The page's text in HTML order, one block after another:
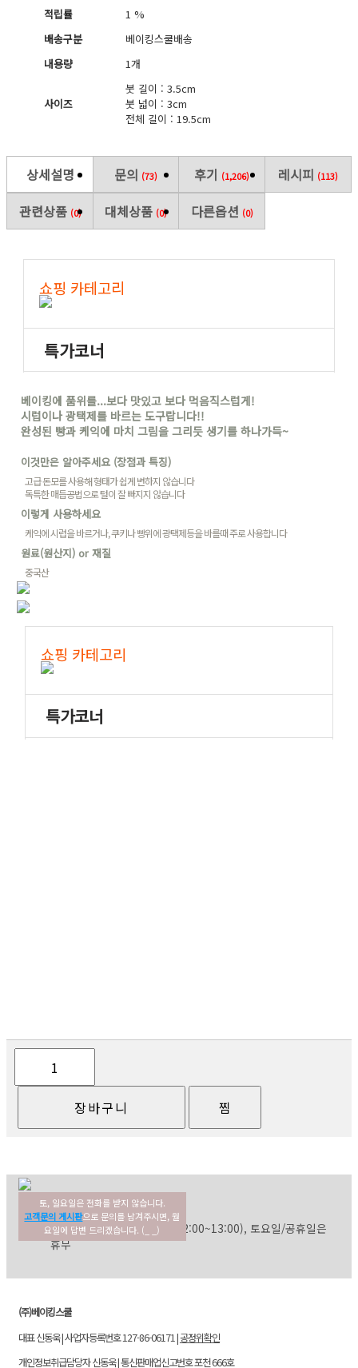
적립률
1 %
배송구분
베이킹스쿨배송
내용량
1개
사이즈
붓 길이 : 3.5cm
붓 넓이 : 3cm
전체 길이 : 19.5cm
상세설명 문의 (73) 후기 (1,206) 레시피 (113)
관련상품 (0) 대체상품 (0) 다른옵션 (0)
베이킹에 품위를...보다 맛있고 보다 먹음직스럽게!
시럽이나 광택제를 바르는 도구랍니다!!
완성된 빵과 케익에 마치 그림을 그리듯 생기를 하나가득~
이것만은 알아주세요 (장점과 특징)
고급 돈모를 사용해 형태가 쉽게 변하지 않습니다
독특한 매듭공법으로 털이 잘 빠지지 않습니다
이렇게 사용하세요
케익에 시럽을 바르거나, 쿠키나 빵위에 광택제등을 바를때 주로 사용합니다
원료(원산지) or 재질
중국산
토, 일요일은 전화를 받지 않습니다.
고객문의 게시판으로 문의를 남겨주시면, 월
요일에 답변 드리겠습니다. (_ _)
고객센터 02-354-3022
평일: 09:30~17:30 (점심: 12:00~13:00), 토요일/공휴일은
휴무
(주)베이킹스쿨
대표 신동욱 | 사업자등록번호 127-86-06171 |공정위확인
개인정보취급담당자 신동욱 | 통신판매업신고번호 포천 666호